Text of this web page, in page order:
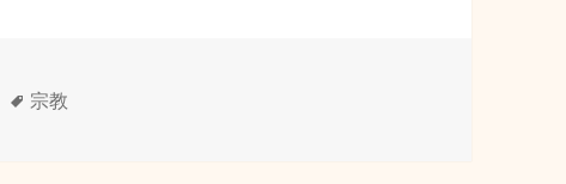
タ
宗教